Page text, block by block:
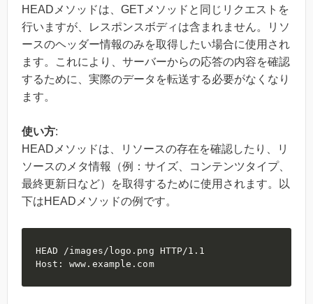
HEADメソッドは、GETメソッドと同じリクエストを
行いますが、レスポンスボディは含まれません。リソ
ースのヘッダー情報のみを取得したい場合に使用され
ます。これにより、サーバーからの応答の内容を確認
するために、実際のデータを転送する必要がなくなり
ます。
使い方:
HEADメソッドは、リソースの存在を確認したり、リ
ソースのメタ情報（例：サイズ、コンテンツタイプ、
最終更新日など）を取得するために使用されます。以
下はHEADメソッドの例です。
HEAD /images/logo.png HTTP/1.1
Host: www.example.com